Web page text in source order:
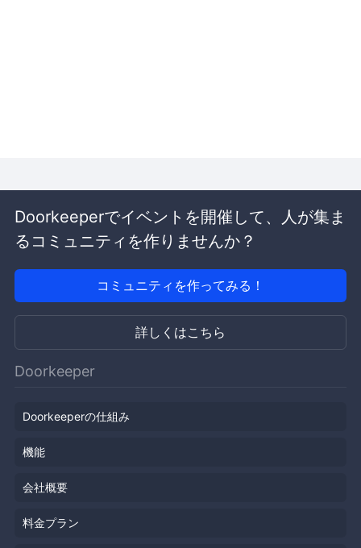
Doorkeeperでイベントを開催して、人が集ま
るコミュニティを作りませんか？
コミュニティを作ってみる！
詳しくはこちら
Doorkeeper
Doorkeeperの仕組み
機能
会社概要
料金プラン